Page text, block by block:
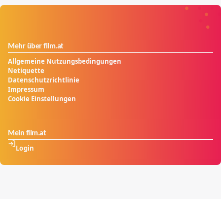
Mehr über film.at
Allgemeine Nutzungsbedingungen
Netiquette
Datenschutzrichtlinie
Impressum
Cookie Einstellungen
Mein film.at
Login